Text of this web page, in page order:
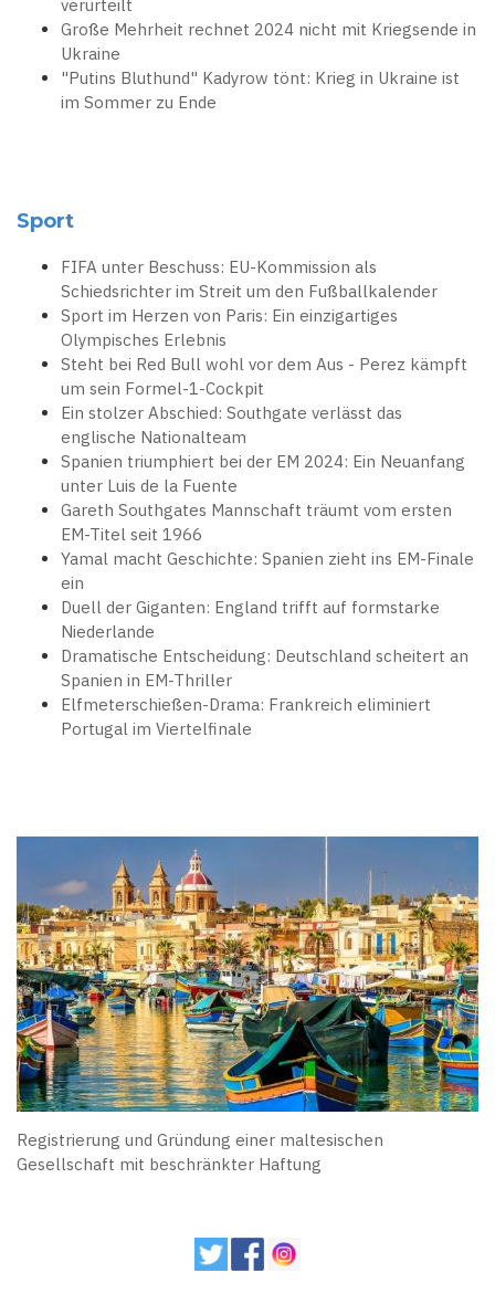
verurteilt
Große Mehrheit rechnet 2024 nicht mit Kriegsende in
Ukraine
"Putins Bluthund" Kadyrow tönt: Krieg in Ukraine ist
im Sommer zu Ende
Sport
FIFA unter Beschuss: EU-Kommission als
Schiedsrichter im Streit um den Fußballkalender
Sport im Herzen von Paris: Ein einzigartiges
Olympisches Erlebnis
Steht bei Red Bull wohl vor dem Aus - Perez kämpft
um sein Formel-1-Cockpit
Ein stolzer Abschied: Southgate verlässt das
englische Nationalteam
Spanien triumphiert bei der EM 2024: Ein Neuanfang
unter Luis de la Fuente
Gareth Southgates Mannschaft träumt vom ersten
EM-Titel seit 1966
Yamal macht Geschichte: Spanien zieht ins EM-Finale
ein
Duell der Giganten: England trifft auf formstarke
Niederlande
Dramatische Entscheidung: Deutschland scheitert an
Spanien in EM-Thriller
Elfmeterschießen-Drama: Frankreich eliminiert
Portugal im Viertelfinale
Registrierung und Gründung einer maltesischen
Gesellschaft mit beschränkter Haftung